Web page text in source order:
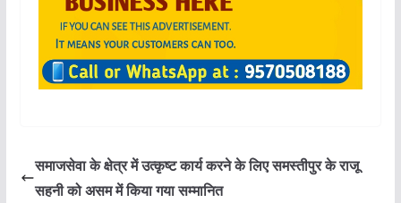
समाजसेवा के क्षेत्र में उत्कृष्ट कार्य करने के लिए समस्तीपुर के राजू
सहनी को असम में किया गया सम्मानित